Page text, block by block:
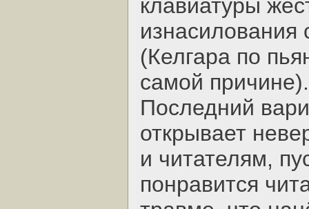
клавиатуры
изнасилования
(Келгара по
самой причине).
Последний
открывает
и читателям,
понравится